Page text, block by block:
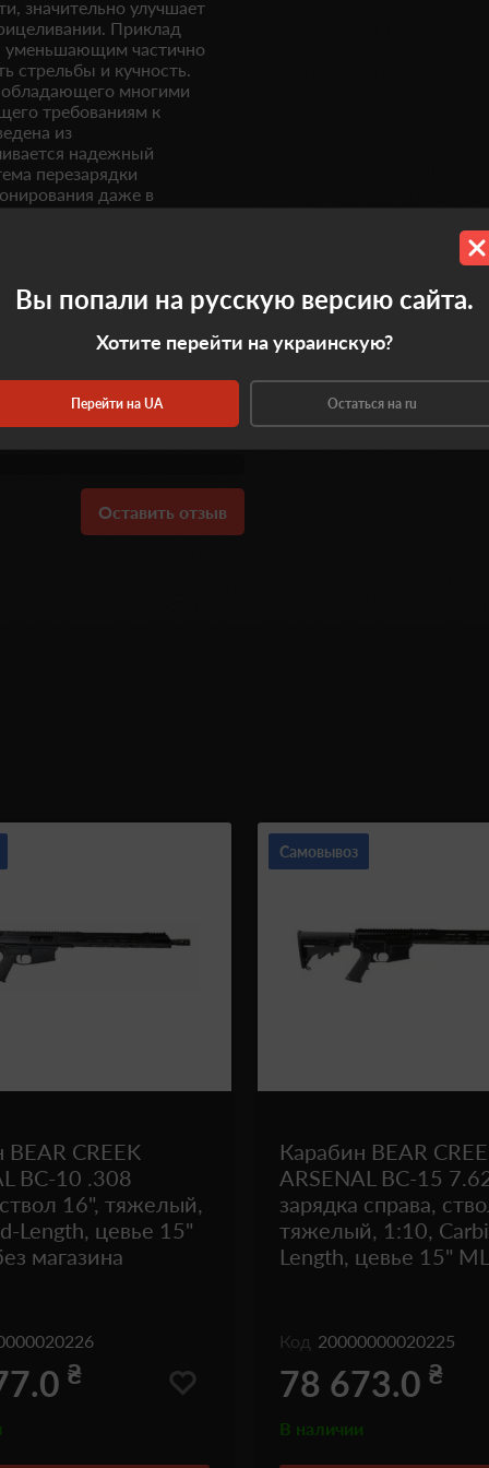
значительно улучшает
Приклад
уменьшающим частично
стрельбы и кучность.
обладающего многими
требованиям к
из
надежный
перезарядки
даже в
фактор
0.0
Оставить отзыв
CREEK
BC-10 .308
16", тяжелый,
Length, цевье 15"
магазина
₴
Самовывоз
Карабин BEAR
ARSENAL BC-15
зарядка справа,
тяжелый, 1:10,
Length, цевье 15"
Код 20000000020225
78 673.0 ₴
В наличии
Вы попали на русскую версию сайта.
Хотите перейти на украинскую?
Перейти на UA Остаться на ru